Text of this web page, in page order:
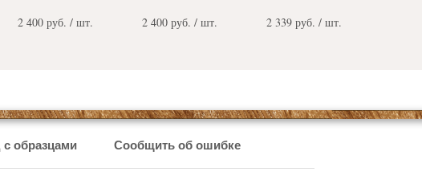
2 400 руб. / шт. 2 400 руб. / шт. 2 339 руб. / шт.
образцами Сообщить об ошибке